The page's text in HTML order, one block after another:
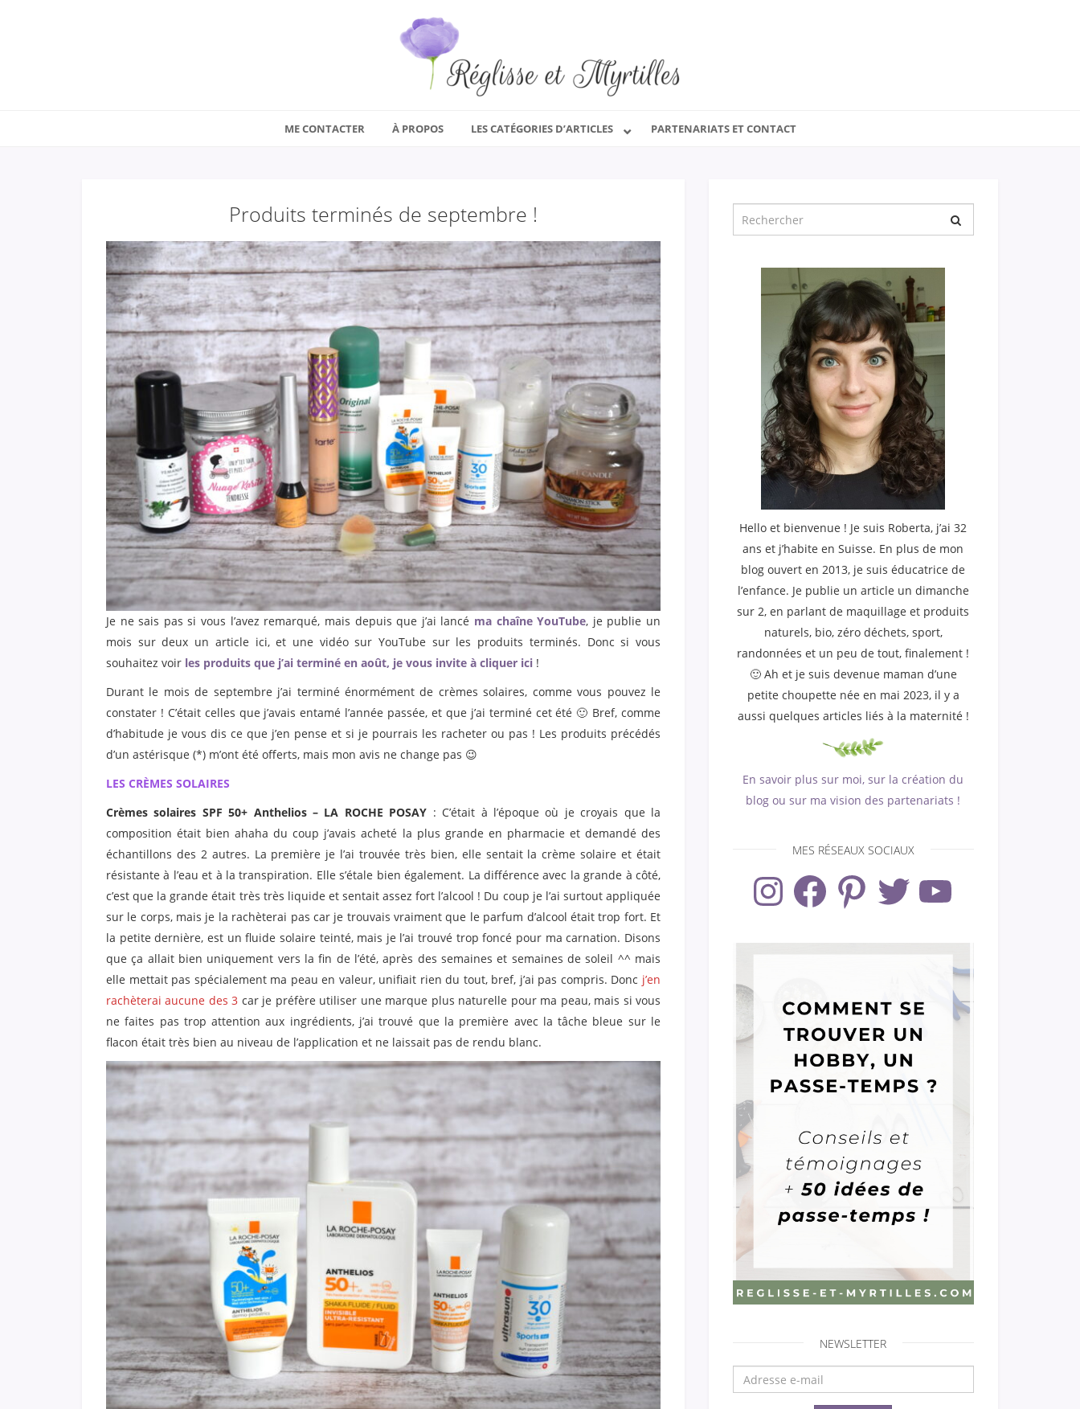
ME CONTACTER À PROPOS LES CATÉGORIES D’ARTICLES PARTENARIATS ET CONTACT
Produits terminés de septembre !
Je ne sais pas si vous l’avez remarqué, mais depuis que j’ai lancé ma chaîne YouTube, je publie un
mois sur deux un article ici, et une vidéo sur YouTube sur les produits terminés. Donc si vous
souhaitez voir les produits que j’ai terminé en août, je vous invite à cliquer ici !
Durant le mois de septembre j’ai terminé énormément de crèmes solaires, comme vous pouvez le
constater ! C’était celles que j’avais entamé l’année passée, et que j’ai terminé cet été 🙂 Bref, comme
d’habitude je vous dis ce que j’en pense et si je pourrais les racheter ou pas ! Les produits précédés
d’un astérisque (*) m’ont été offerts, mais mon avis ne change pas 😉
LES CRÈMES SOLAIRES
Crèmes solaires SPF 50+ Anthelios – LA ROCHE POSAY : C’était à l’époque où je croyais que la
composition était bien ahaha du coup j’avais acheté la plus grande en pharmacie et demandé des
échantillons des 2 autres. La première je l’ai trouvée très bien, elle sentait la crème solaire et était
résistante à l’eau et à la transpiration. Elle s’étale bien également. La différence avec la grande à côté,
c’est que la grande était très très liquide et sentait assez fort l’alcool ! Du coup je l’ai surtout appliquée
sur le corps, mais je la rachèterai pas car je trouvais vraiment que le parfum d’alcool était trop fort. Et
la petite dernière, est un fluide solaire teinté, mais je l’ai trouvé trop foncé pour ma carnation. Disons
que ça allait bien uniquement vers la fin de l’été, après des semaines et semaines de soleil ^^ mais
elle mettait pas spécialement ma peau en valeur, unifiait rien du tout, bref, j’ai pas compris. Donc j’en
rachèterai aucune des 3 car je préfère utiliser une marque plus naturelle pour ma peau, mais si vous
ne faites pas trop attention aux ingrédients, j’ai trouvé que la première avec la tâche bleue sur le
flacon était très bien au niveau de l’application et ne laissait pas de rendu blanc.
pour
:
Hello et bienvenue ! Je suis Roberta, j’ai 32
ans et j’habite en Suisse. En plus de mon
blog ouvert en 2013, je suis éducatrice de
l’enfance. Je publie un article un dimanche
sur 2, en parlant de maquillage et produits
naturels, bio, zéro déchets, sport,
randonnées et un peu de tout, finalement !
🙂 Ah et je suis devenue maman d’une
petite choupette née en mai 2023, il y a
aussi quelques articles liés à la maternité !
En savoir plus sur moi, sur la création du
blog ou sur ma vision des partenariats !
MES RÉSEAUX SOCIAUX
InstagramFacebook PinterestTwitter YouTube
NEWSLETTER